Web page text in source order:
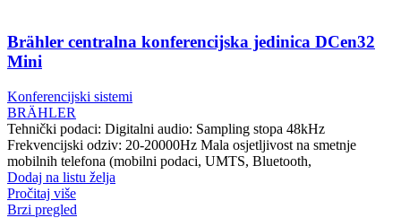
Brähler centralna konferencijska jedinica DCen32
Mini
Konferencijski sistemi
BRÄHLER
Tehnički podaci: Digitalni audio: Sampling stopa 48kHz
Frekvencijski odziv: 20-20000Hz Mala osjetljivost na smetnje
mobilnih telefona (mobilni podaci, UMTS, Bluetooth,
Dodaj na listu želja
Pročitaj više
Brzi pregled